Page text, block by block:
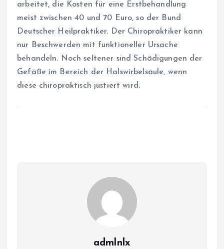
arbeitet, die Kosten für eine Erstbehandlung
meist zwischen 40 und 70 Euro, so der Bund
Deutscher Heilpraktiker. Der Chiropraktiker kann
nur Beschwerden mit funktioneller Ursache
behandeln. Noch seltener sind Schädigungen der
Gefäße im Bereich der Halswirbelsäule, wenn
diese chiropraktisch justiert wird.
admlnlx